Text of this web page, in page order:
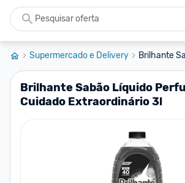
Supermercado e Delivery Brilhante
Brilhante Sabão Líquido
Cuidado Extraordinário 3l